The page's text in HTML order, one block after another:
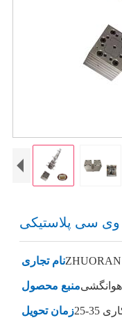
وی سی پلاستیکی
نام تجاریZHUORAN
منبع محصولهوانگشی
زمان تحویل کاری